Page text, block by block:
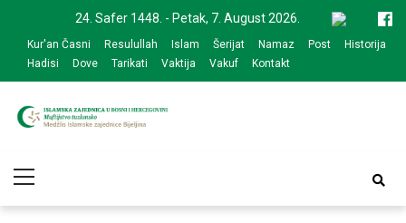
navigation
content
24. Safer 1448. - Petak, 7. August 2026.
Kur'an Časni Resulullah Islam Šerijat Namaz Post
Historija
Hadisi
Dove Tarikati Vaktija Vakuf Kontakt
zajednice Bijeljina
Menu